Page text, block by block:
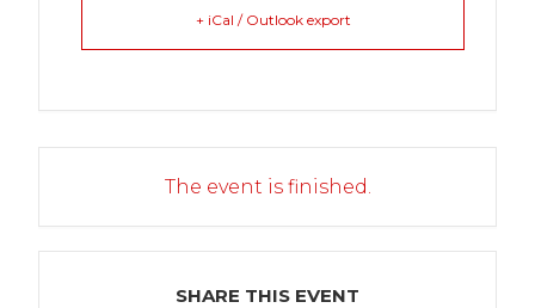
+ iCal / Outlook export
The event is finished.
SHARE THIS EVENT